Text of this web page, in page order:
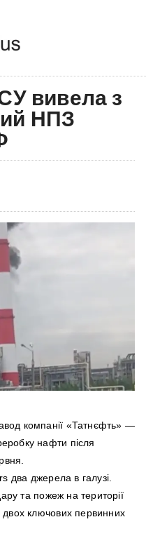
вивела з
НПЗ
компанії «Татнєфть» —
нафти після
два джерела в галузі.
та пожеж на території
двох ключових первинних